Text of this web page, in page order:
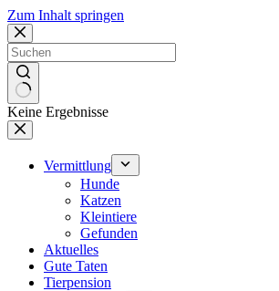
Zum Inhalt springen
Keine Ergebnisse
Vermittlung
Hunde
Katzen
Kleintiere
Gefunden
Aktuelles
Gute Taten
Tierpension